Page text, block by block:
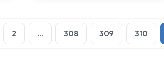
2 ... 308 309 310